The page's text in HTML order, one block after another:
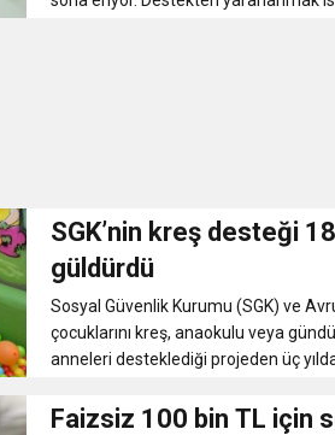
SGK’nin kreş desteği
güldürdü
Sosyal Güvenlik Kurumu (SGK) ve
çocuklarını kreş, anaokulu veya
anneleri desteklediği projeden üç yılda
Faizsiz 100 bin TL için